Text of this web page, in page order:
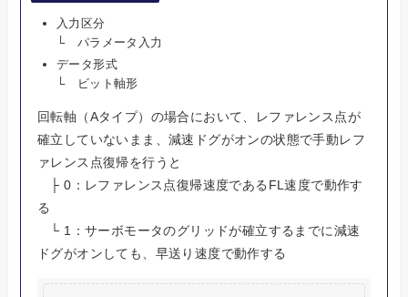
入力区分
└ パラメータ入力
データ形式
└ ビット軸形
回転軸（Aタイプ）の場合において、レファレンス点が
確立していないまま、減速ドグがオンの状態で手動レフ
ァレンス点復帰を行うと
├ 0：レファレンス点復帰速度であるFL速度で動作す
る
└ 1：サーボモータのグリッドが確立するまでに減速
ドグがオンしても、早送り速度で動作する